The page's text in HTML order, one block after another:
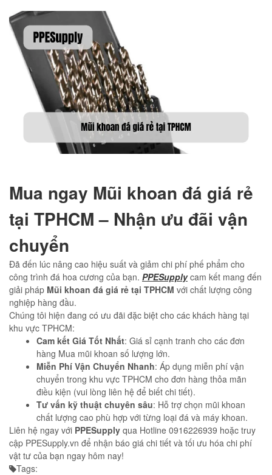
Mua ngay Mũi khoan đá giá rẻ
tại TPHCM – Nhận ưu đãi vận
chuyển
Đã đến lúc nâng cao hiệu suất và giảm chi phí phế phẩm cho
công trình đá hoa cương của bạn. PPESupplycam kết mang đến
giải pháp Mũi khoan đá giá rẻ tại TPHCM với chất lượng công
nghiệp hàng đầu.
Chúng tôi hiện đang có ưu đãi đặc biệt cho các khách hàng tại
khu vực TPHCM:
Cam kết Giá Tốt Nhất: Giá sỉ cạnh tranh cho các đơn
hàng Mua mũi khoan số lượng lớn.
Miễn Phí Vận Chuyển Nhanh: Áp dụng miễn phí vận
chuyển trong khu vực TPHCM cho đơn hàng thỏa mãn
điều kiện (vui lòng liên hệ để biết chi tiết).
Tư vấn kỹ thuật chuyên sâu: Hỗ trợ chọn mũi khoan
chất lượng cao phù hợp với từng loại đá và máy khoan.
Liên hệ ngay với PPESupply qua Hotline 0916226939 hoặc truy
cập PPESupply.vn để nhận báo giá chi tiết và tối ưu hóa chi phí
vật tư của bạn ngay hôm nay!
Tags: